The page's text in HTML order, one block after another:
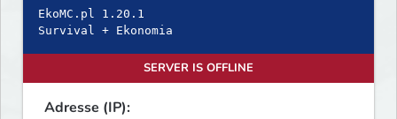
EkoMC.pl 1.20.1
Survival + Ekonomia
SERVER IS OFFLINE
Adresse (IP):